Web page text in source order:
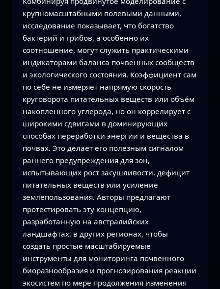
крупномасштабными полевыми данными,
исследование показывает, что богатство
бактерий и грибов, а особенно их
соотношение, могут служить практическими
индикаторами баланса почвенных сообществ
и экологического состояния. Коэффициент сам
по себе не измеряет напрямую скорость
круговорота питательных веществ или объём
накопленного углерода, но он коррелирует с
широкими сдвигами в доминирующих
способах переработки энергии и вещества в
почвах. Это делает его полезным сигналом
раннего предупреждения для зон,
испытывающих рост засушливости, дефицит
питательных веществ или усиление
землепользования. Авторы предлагают
протестировать эту концепцию,
разработанную на австралийских
ландшафтах, в других регионах, чтобы
создать простые масштабируемые
инструменты для мониторинга почвенного
биоразнообразия и прогнозирования реакции
экосистем по мере продолжения изменения